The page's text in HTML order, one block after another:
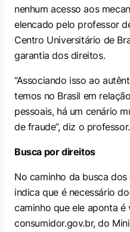
nenhum acesso aos
elencado pelo professor
Centro Universitário de
garantia dos direitos.
“Associando isso ao
temos no Brasil em
pessoais, há um cenário
de fraude”, diz o professor.
Busca por direitos
No caminho da busca
indica que é necessário
caminho que ele aponta
consumidor.gov.br, do